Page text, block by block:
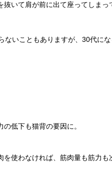
抜いて肩が前に出て座ってしま
ないこともありますが、30代に
低下も猫背の要因に。
を使わなければ、筋肉量も筋力